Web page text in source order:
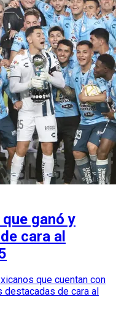
ganó y
cara al
que cuentan con
de cara al